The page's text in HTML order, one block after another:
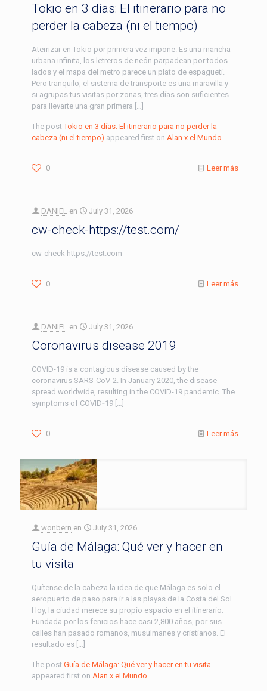
Tokio en 3 días: El itinerario para no
perder la cabeza (ni el tiempo)
Aterrizar en Tokio por primera vez impone. Es una mancha
urbana infinita, los letreros de neón parpadean por todos
lados y el mapa del metro parece un plato de espagueti.
Pero tranquilo, el sistema de transporte es una maravilla y
si agrupas tus visitas por zonas, tres días son suficientes
para llevarte una gran primera […]
The postTokio en 3 días: El itinerario para no perder la
cabeza (ni el tiempo) appeared first on Alan x el Mundo
0 Leer más
DANIEL en July 31, 2026
cw-check-https://test.com/
cw-check https://test.com
0 Leer más
DANIEL en July 31, 2026
Coronavirus disease 2019
COVID-19 is a contagious disease caused by the
coronavirus SARS-CoV-2. In January 2020, the disease
spread worldwide, resulting in the COVID-19 pandemic. The
symptoms of COVID‑19 […]
0 Leer más
wonbern en July 31, 2026
Guía de Málaga: Qué ver y hacer en
tu visita
Quítense de la cabeza la idea de que Málaga es solo el
aeropuerto de paso para ir a las playas de la Costa del Sol.
Hoy, la ciudad merece su propio espacio en el itinerario.
Fundada por los fenicios hace casi 2,800 años, por sus
calles han pasado romanos, musulmanes y cristianos. El
resultado es […]
The post Guía de Málaga: Qué ver y hacer en tu visita
appeared first on Alan x el Mundo